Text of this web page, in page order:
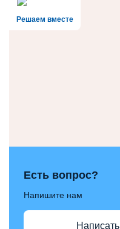
Решаем вместе
Есть вопрос?
Напишите нам
Написать